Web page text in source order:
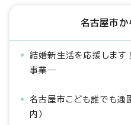
名古屋市か
結婚新生活を応援しま
事業―
名古屋市こども誰でも通
内）